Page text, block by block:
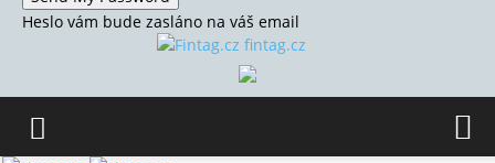
Heslo vám bude zasláno na váš email
fintag.cz